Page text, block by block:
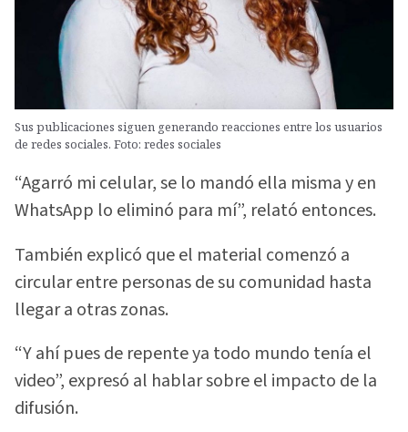
Sus publicaciones siguen generando reacciones entre los usuarios
de redes sociales. Foto: redes sociales
“Agarró mi celular, se lo mandó ella misma y en
WhatsApp lo eliminó para mí”, relató entonces.
También explicó que el material comenzó a
circular entre personas de su comunidad hasta
llegar a otras zonas.
“Y ahí pues de repente ya todo mundo tenía el
video”, expresó al hablar sobre el impacto de la
difusión.